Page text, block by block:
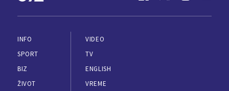
INFO
SPORT
BIZ
ŽIVOT
VIDEO
TV
ENGLISH
VREME